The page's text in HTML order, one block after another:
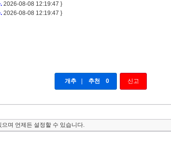
2026-08-08 12:19:47 }
2026-08-08 12:19:47 }
개추 추천 0 신고
며 언제든 설정할 수 있습니다.